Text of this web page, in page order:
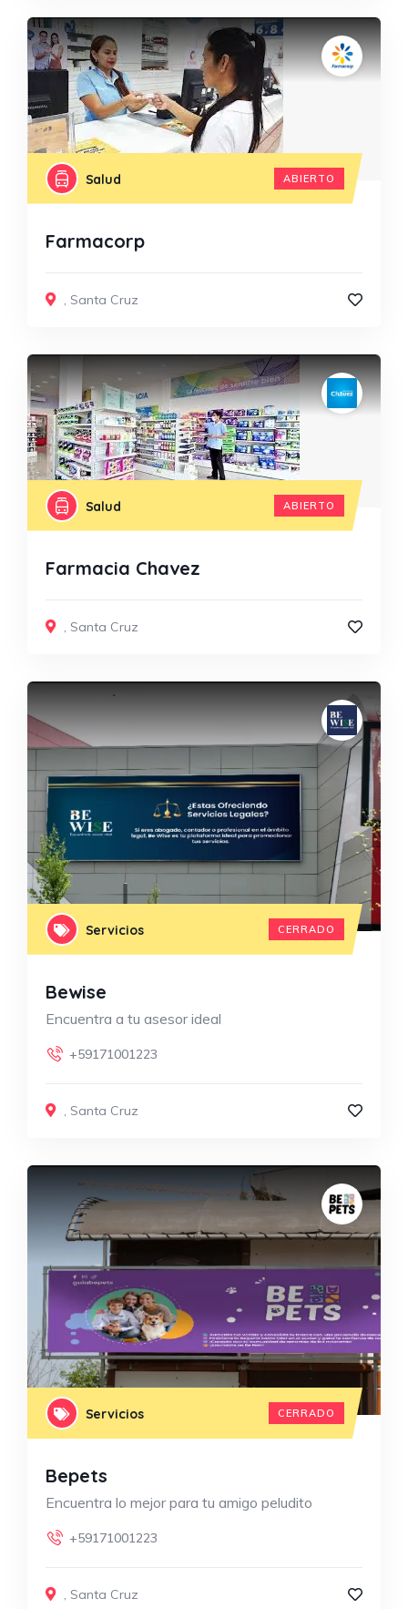
Salud ABIERTO
Farmacorp
Santa Cruz
Salud ABIERTO
Farmacia Chavez
Santa Cruz
Servicios CERRADO
Bewise
Encuentra a tu asesor ideal
+59171001223
, Santa Cruz
Servicios CERRADO
Bepets
Encuentra lo mejor para tu amigo peludito
+59171001223
, Santa Cruz